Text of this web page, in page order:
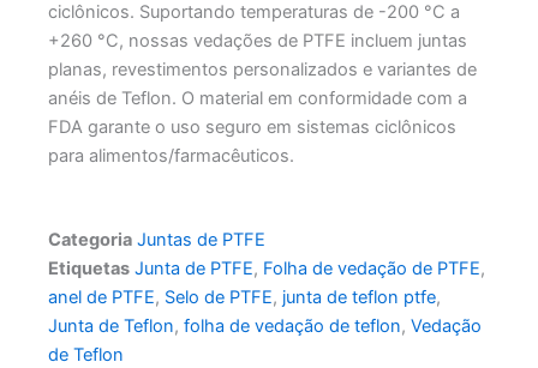
ciclônicos. Suportando temperaturas de -200 °C a
+260 °C, nossas vedações de PTFE incluem juntas
planas, revestimentos personalizados e variantes de
anéis de Teflon. O material em conformidade com a
FDA garante o uso seguro em sistemas ciclônicos
para alimentos/farmacêuticos.
Categoria Juntas de PTFE
Etiquetas Junta de PTFE, Folha de vedação de PTFE,
anel de PTFE, Selo de PTFE, junta de teflon ptfe,
Junta de Teflon, folha de vedação de teflon, Vedação
de Teflon